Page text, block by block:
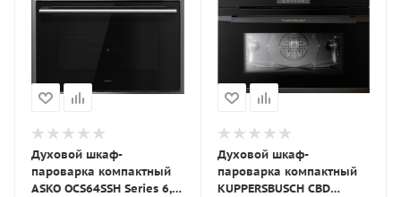
Духовой шкаф-
пароварка компактный
ASKO OCS64SSH Series 6,
Духовой шкаф-
пароварка компактный
KUPPERSBUSCH CBD